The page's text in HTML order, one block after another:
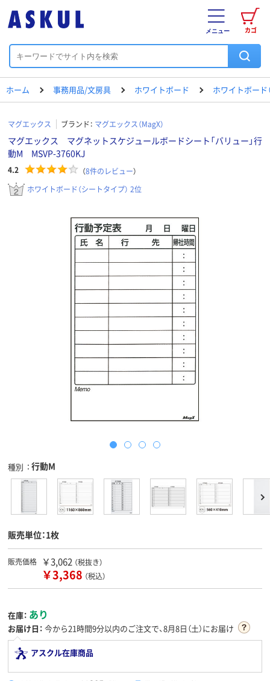
カゴ
メニュー
ホーム 事務用品/文房具 ホワイトボード ホワイトボード
マグエックス ブランド： マグエックス（MagX）
マグエックス マグネットスケジュールボードシート「バリュー」行
動M MSVP-3760KJ
4.2 （8件のレビュー）
ホワイトボード（シートタイプ） 2位
種別 行動M
販売単位：1枚
販売価格 ￥3,062 （税抜き）
￥3,368 （税込）
在庫： あり
お届け日： 今から21時間9分以内のご注文で、8月8日（土）にお届け
アスクル在庫商品